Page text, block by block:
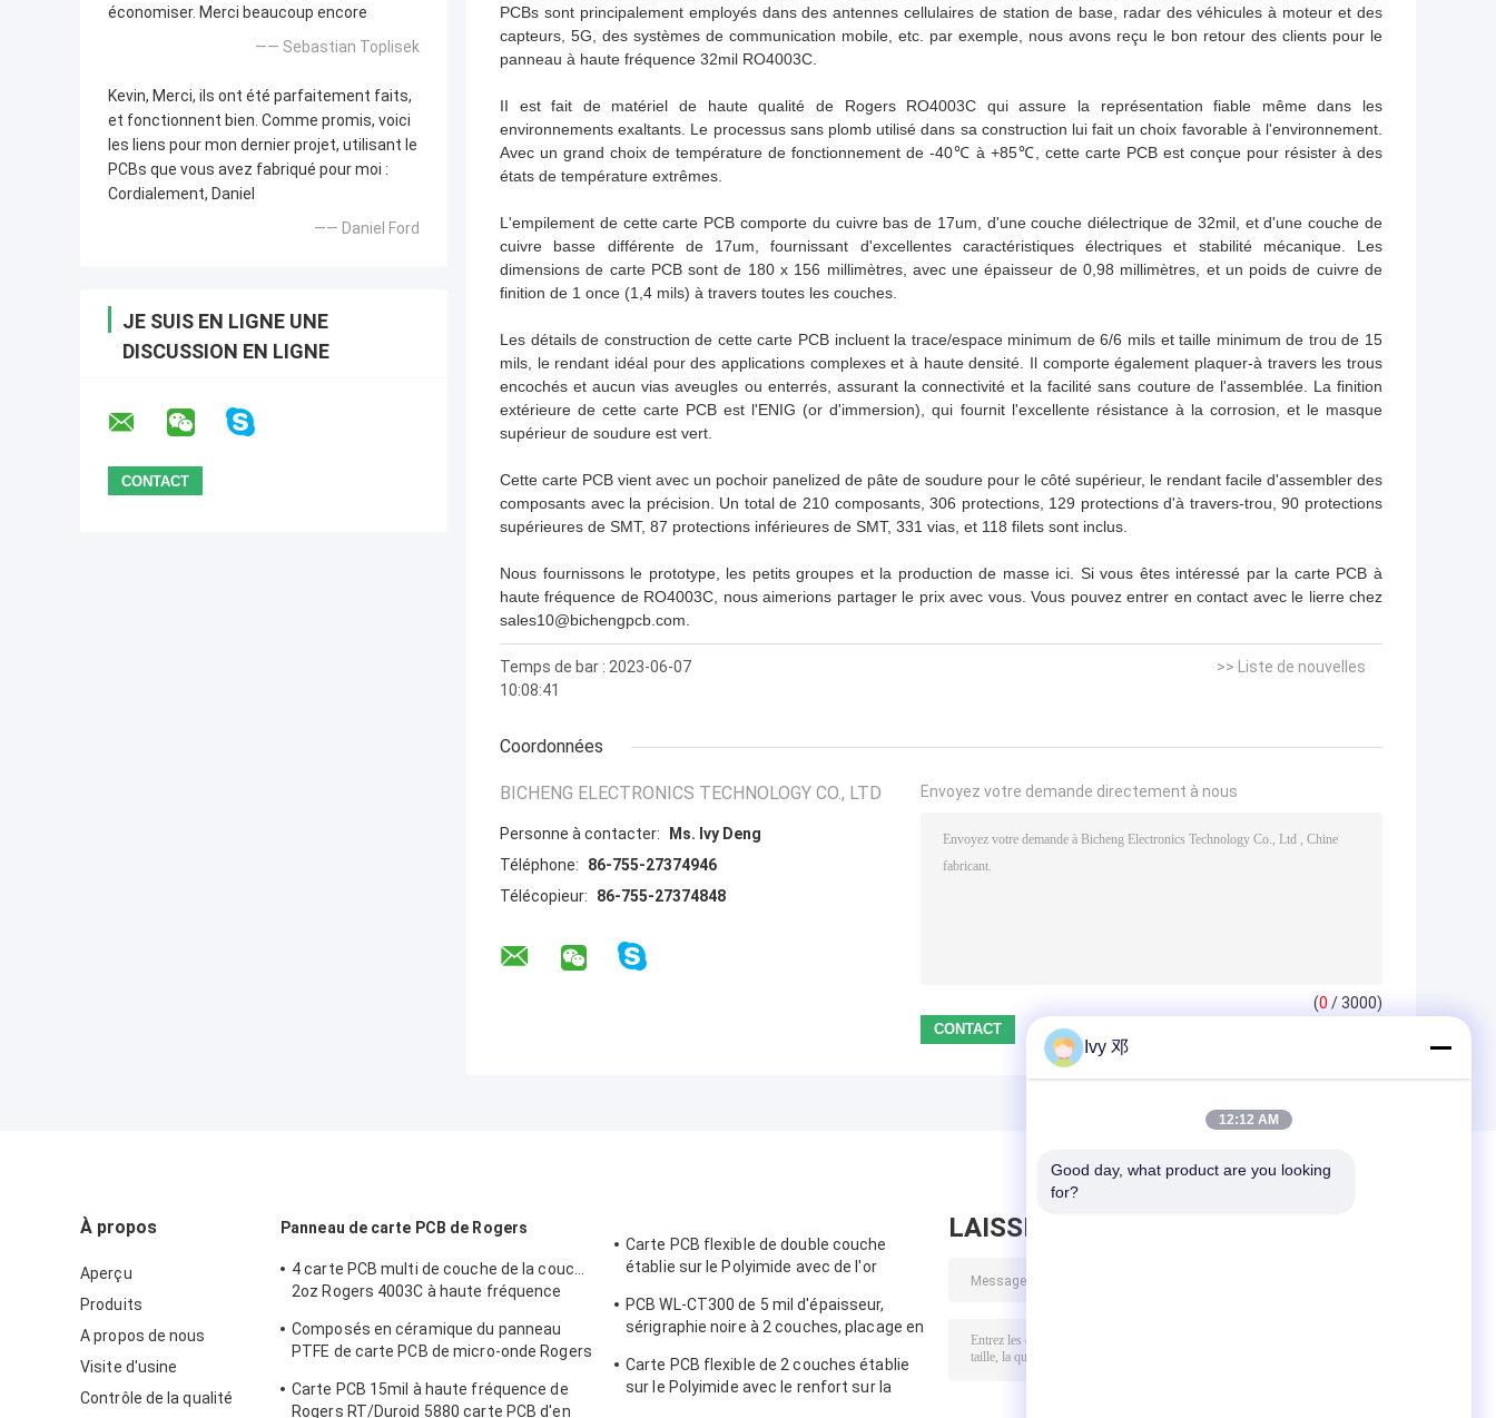
économiser. Merci beaucoup encore
—— Sebastian Toplisek
Kevin, Merci, ils ont été parfaitement faits,
et fonctionnent bien. Comme promis, voici
les liens pour mon dernier projet, utilisant le
PCBs que vous avez fabriqué pour moi :
Cordialement, Daniel
—— Daniel Ford
JE SUIS EN LIGNE UNE
DISCUSSION EN LIGNE
PCBs sont principalement employés dans des antennes cellulaires de station de base, radar des véhicules à moteur et des
capteurs, 5G, des systèmes de communication mobile, etc. par exemple, nous avons reçu le bon retour des clients pour le
panneau à haute fréquence 32mil RO4003C.
II est fait de matériel de haute qualité de Rogers RO4003C qui assure la représentation fiable même dans les
environnements exaltants. Le processus sans plomb utilisé dans sa construction lui fait un choix favorable à l'environnement.
Avec un grand choix de température de fonctionnement de -40℃ à +85℃, cette carte PCB est conçue pour résister à des
états de température extrêmes.
L'empilement de cette carte PCB comporte du cuivre bas de 17um, d'une couche diélectrique de 32mil, et d'une couche de
cuivre basse différente de 17um, fournissant d'excellentes caractéristiques électriques et stabilité mécanique. Les
dimensions de carte PCB sont de 180 x 156 millimètres, avec une épaisseur de 0,98 millimètres, et un poids de cuivre de
finition de 1 once (1,4 mils) à travers toutes les couches.
Les détails de construction de cette carte PCB incluent la trace/espace minimum de 6/6 mils et taille minimum de trou de 15
mils, le rendant idéal pour des applications complexes et à haute densité. Il comporte également plaquer-à travers les trous
encochés et aucun vias aveugles ou enterrés, assurant la connectivité et la facilité sans couture de l'assemblée. La finition
extérieure de cette carte PCB est l'ENIG (or d'immersion), qui fournit l'excellente résistance à la corrosion, et le masque
supérieur de soudure est vert.
Cette carte PCB vient avec un pochoir panelized de pâte de soudure pour le côté supérieur, le rendant facile d'assembler des
composants avec la précision. Un total de 210 composants, 306 protections, 129 protections d'à travers-trou, 90 protections
supérieures de SMT, 87 protections inférieures de SMT, 331 vias, et 118 filets sont inclus.
Nous fournissons le prototype, les petits groupes et la production de masse ici. Si vous êtes intéressé par la carte PCB à
haute fréquence de RO4003C, nous aimerions partager le prix avec vous. Vous pouvez entrer en contact avec le lierre chez
sales10@bichengpcb.com.
Temps de bar : 2023-06-07
10:08:41
>> Liste de nouvelles
Coordonnées
BICHENG ELECTRONICS TECHNOLOGY CO., LTD
Personne à contacter:
Ms. Ivy Deng
Téléphone:
86-755-27374946
Télécopieur:
86-755-27374848
Envoyez votre demande directement à nous
(0 / 3000)
À propos
Aperçu
Produits
A propos de nous
Visite d'usine
Contrôle de la qualité
Panneau de carte PCB de Rogers
4 carte PCB multi de couche de la couche
2oz Rogers 4003C à haute fréquence
Composés en céramique du panneau
PTFE de carte PCB de micro-onde Rogers
Carte PCB 15mil à haute fréquence de
Rogers RT/Duroid 5880 carte PCB d'en
Carte PCB flexible de double couche
établie sur le Polyimide avec de l'or
PCB WL-CT300 de 5 mil d'épaisseur,
sérigraphie noire à 2 couches, placage en
Carte PCB flexible de 2 couches établie
sur le Polyimide avec le renfort sur la
LAISSEZ UN MESSAGE
Ivy 邓
12:12 AM
Good day, what product are you looking
for?